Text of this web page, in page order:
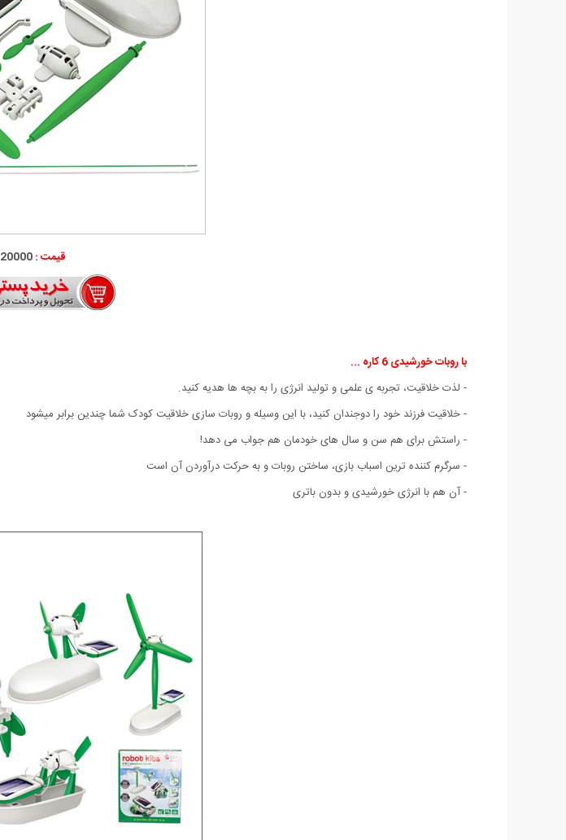
قیمت :20000 تومان
با روبات خورشیدی 6 کاره ...
- لذت خلاقیت، تجربه ی علمی و تولید انرژی را به بچه ها هدیه کنید.‬
- خلاقیت فرزند خود را دوجندان کنید، با این وسیله و روبات سازی خلاقیت کودک شما چندین برابر میشود
- راستش برای هم سن و سال های خودمان هم جواب می دهد!‬
- سرگرم کننده ترین اسباب بازی، ساختن روبات و به حرکت درآوردن آن است
- آن هم با انرژی خورشیدی و بدون باتری